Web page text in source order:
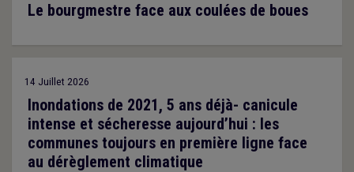
Le bourgmestre face aux coulées de boues
14 Juillet 2026
Inondations de 2021, 5 ans déjà- canicule
intense et sécheresse aujourd’hui : les
communes toujours en première ligne face
au dérèglement climatique